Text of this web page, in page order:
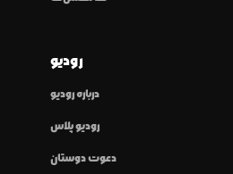
رودیو
درباره رودیو
رودیو پلاس
دعوت دوستان